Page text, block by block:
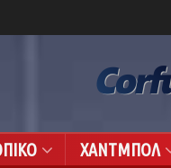
ΧΑΝΤΜΠΟΛ